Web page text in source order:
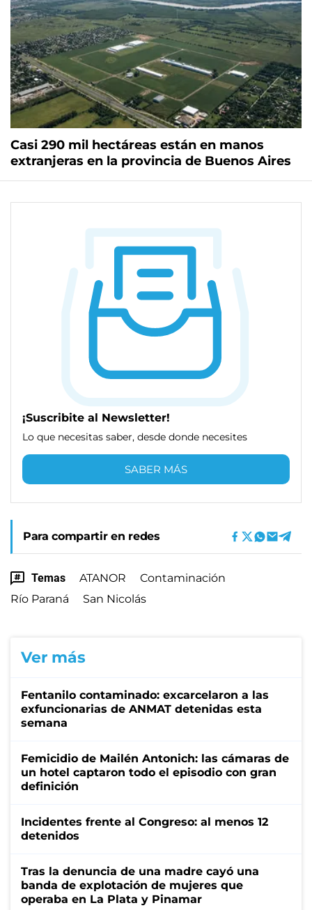
Casi 290 mil hectáreas están en manos
extranjeras en la provincia de Buenos Aires
¡Suscribite al Newsletter!
Lo que necesitas saber, desde donde necesites
SABER MÁS
Para compartir en redes
Temas ATANOR
Contaminación
Río Paraná
San Nicolás
Ver más
Fentanilo contaminado: excarcelaron a las
exfuncionarias de ANMAT detenidas esta
semana
Femicidio de Mailén Antonich: las cámaras de
un hotel captaron todo el episodio con gran
definición
Incidentes frente al Congreso: al menos 12
detenidos
Tras la denuncia de una madre cayó una
banda de explotación de mujeres que
operaba en La Plata y Pinamar